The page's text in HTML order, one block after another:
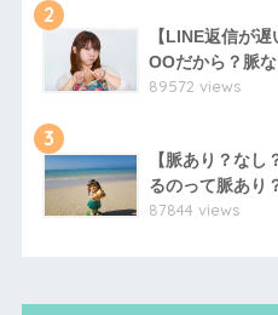
2
【LINE返信が
OOだから？脈
89572 views
3
【脈あり？な
るのって脈あり
87844 views